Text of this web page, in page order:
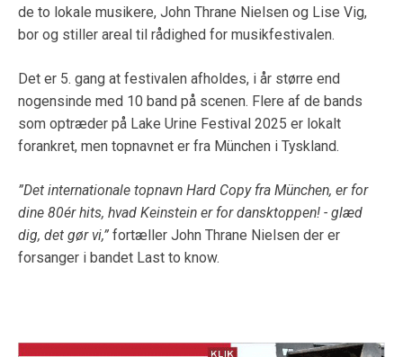
de to lokale musikere, John Thrane Nielsen og Lise Vig,
bor og stiller areal til rådighed for musikfestivalen.
Det er 5. gang at festivalen afholdes, i år større end
nogensinde med 10 band på scenen. Flere af de bands
som optræder på Lake Urine Festival 2025 er lokalt
forankret, men topnavnet er fra München i Tyskland.
”Det internationale topnavn Hard Copy fra München, er for
dine 80ér hits, hvad Keinstein er for dansktoppen! - glæd
dig, det gør vi,” fortæller John Thrane Nielsen der er
forsanger i bandet Last to know.